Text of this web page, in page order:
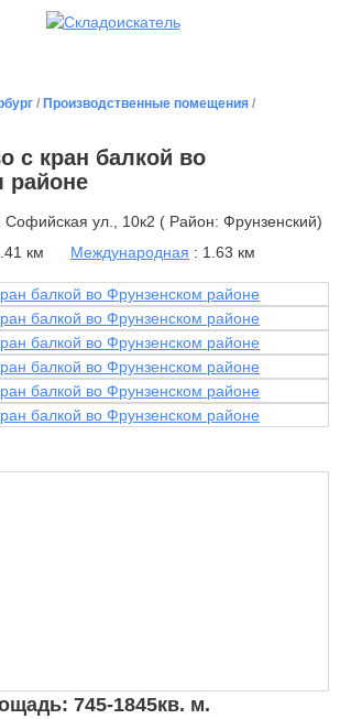
/ Производственные помещения /
с кран балкой во
районе
Софийская ул., 10к2 ( Район: Фрунзенский)
км Международная : 1.63 км
745-1845кв. м.